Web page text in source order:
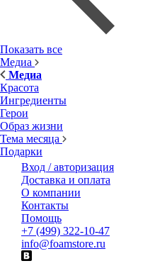
Показать все
Медиа
Медиа
Красота
Ингредиенты
Герои
Образ жизни
Тема месяца
Подарки
Вход / авторизация
Доставка и оплата
О компании
Контакты
Помощь
+7 (499) 322-10-47
info@foamstore.ru